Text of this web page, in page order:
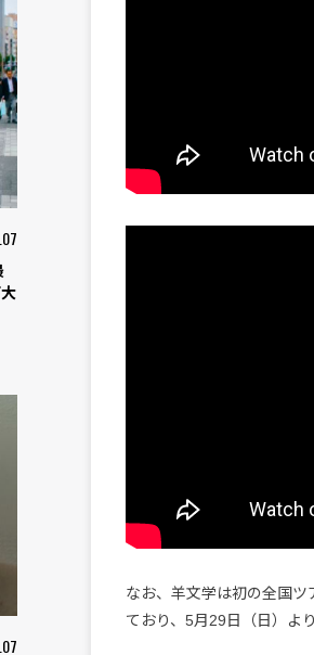
なお、羊文学は初の全国ツ
ており、5月29日（日）よ